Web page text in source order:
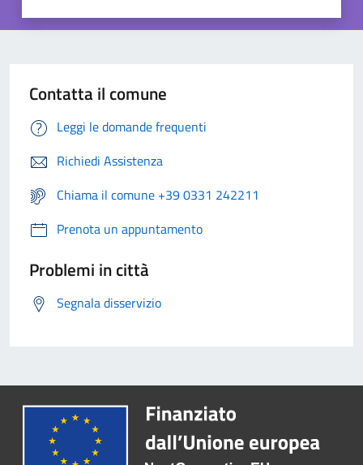
Contatta il comune
Leggi le domande frequenti
Richiedi Assistenza
Chiama il comune +39 0331 242211
Prenota un appuntamento
Problemi in città
Segnala disservizio